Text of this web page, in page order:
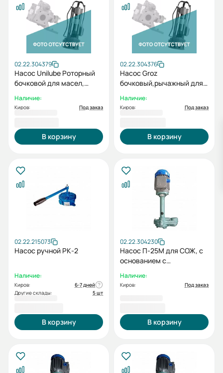
02.22.304379
Насос Unilube Роторный
бочковой для масел,
KP2300
Наличие:
Киров: Под заказ
В корзину
02.22.304376
Насос Groz
бочковый,рычажный для
EBP/01/EBP/02 GR44115
Наличие:
Киров: Под заказ
В корзину
02.22.215073
Насос ручной РК-2
Наличие:
Киров:
6-7 дней
Другие склады:
5 шт
В корзину
02.22.304230
Насос П-25М для СОЖ, с
основанием с
0,18/3000
Наличие:
Киров: Под заказ
В корзину